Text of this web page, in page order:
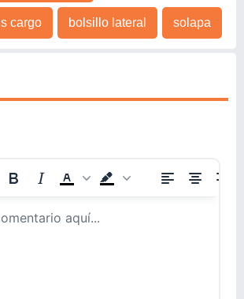
cargo bolsillo lateral solapa